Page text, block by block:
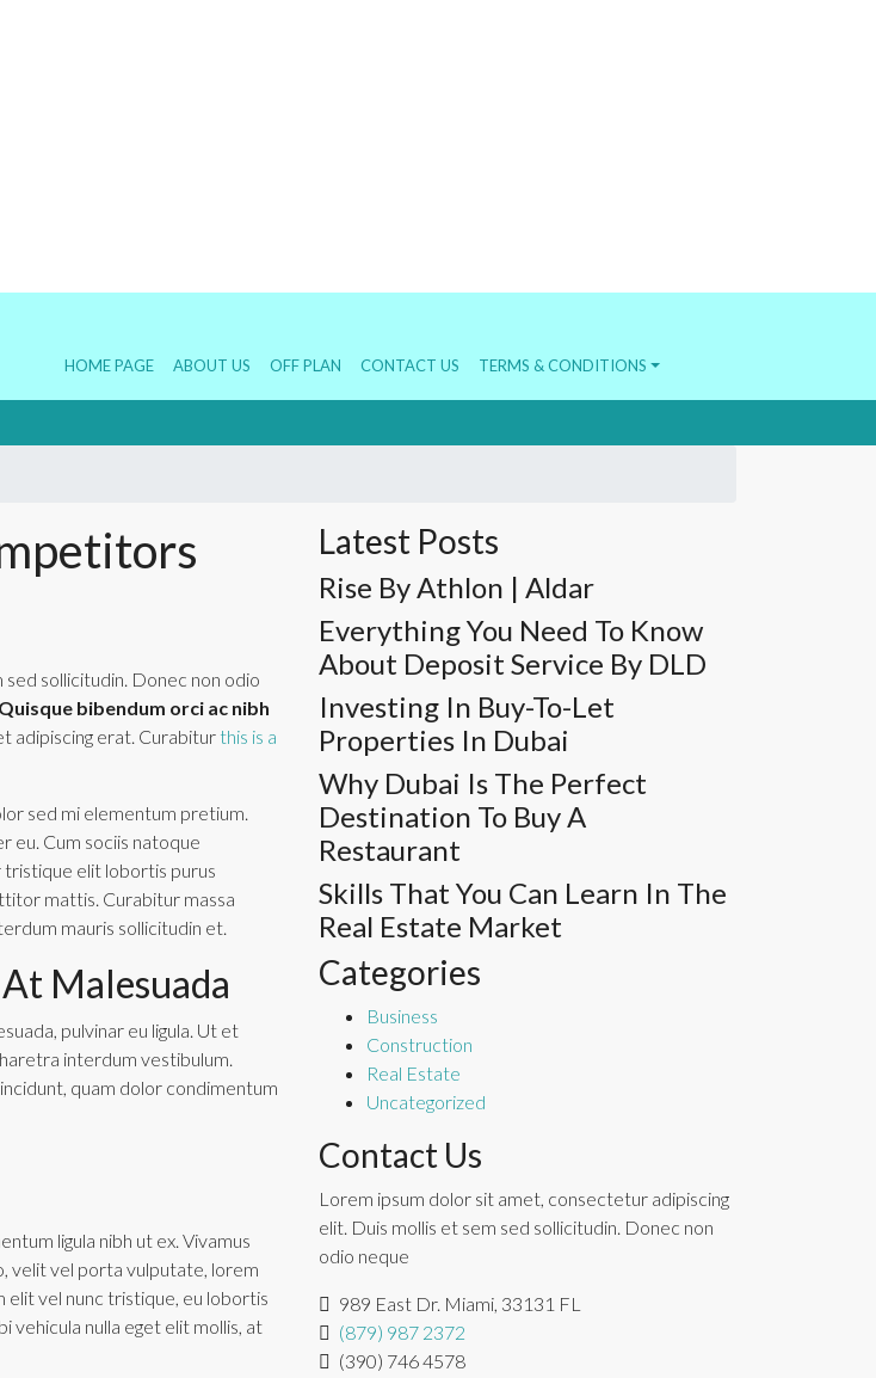
HOME PAGE ABOUT US OFF PLAN CONTACT US TERMS & CONDITIONS
sollicitudin. Donec non odio
Quisque bibendum orci ac nibh
adipiscing erat. Curabiturthis is a
sed mi elementum pretium.
eu. Cum sociis natoque
tristique elit lobortis purus
mattis. Curabitur massa
mauris sollicitudin et.
Malesuada
pulvinar eu ligula. Ut et
interdum vestibulum.
quam dolor condimentum
ligula nibh ut ex. Vivamus
velit vel porta vulputate, lorem
elit vel nunc tristique, eu lobortis
vehicula nulla eget elit mollis, at
Latest Posts
Rise By Athlon | Aldar
Everything You Need To Know
About Deposit Service By DLD
Investing In Buy-To-Let
Properties In Dubai
Why Dubai Is The Perfect
Destination To Buy A
Restaurant
Skills That You Can Learn In The
Real Estate Market
Categories
Business
Construction
Real Estate
Uncategorized
Contact Us
Lorem ipsum dolor sit amet, consectetur adipiscing
elit. Duis mollis et sem sed sollicitudin. Donec non
odio neque
989 East Dr. Miami, 33131 FL
(879) 987 2372
(390) 746 4578